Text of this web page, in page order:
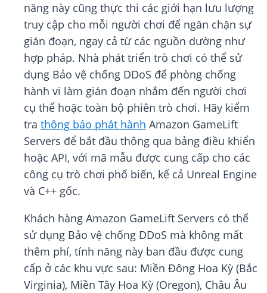
năng này cũng thực thi các giới hạn lưu lượng
truy cập cho mỗi người chơi để ngăn chặn sự
gián đoạn, ngay cả từ các nguồn dường như
hợp pháp. Nhà phát triển trò chơi có thể sử
dụng Bảo vệ chống DDoS để phòng chống
hành vi làm gián đoạn nhắm đến người chơi
cụ thể hoặc toàn bộ phiên trò chơi. Hãy kiểm
tra thông báo phát hành Amazon GameLift
Servers để bắt đầu thông qua bảng điều khiển
hoặc API, với mã mẫu được cung cấp cho các
công cụ trò chơi phổ biến, kể cả Unreal Engine
và C++ gốc.
Khách hàng Amazon GameLift Servers có thể
sử dụng Bảo vệ chống DDoS mà không mất
thêm phí, tính năng này ban đầu được cung
cấp ở các khu vực sau: Miền Đông Hoa Kỳ (Bắc
Virginia), Miền Tây Hoa Kỳ (Oregon), Châu Âu